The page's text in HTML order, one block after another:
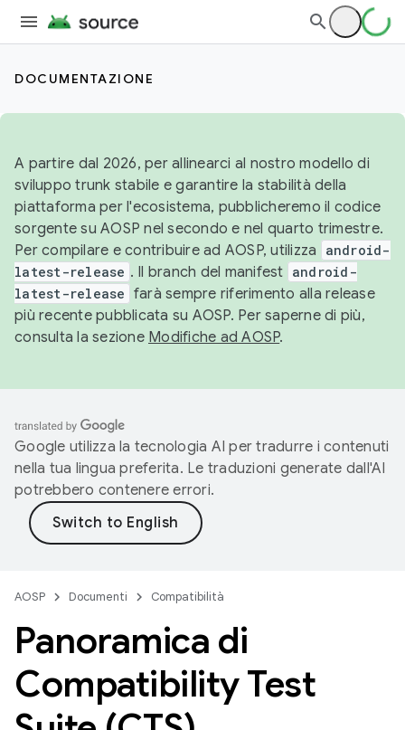
DOCUMENTAZIONE
A partire dal 2026, per allinearci al nostro modello di
sviluppo trunk stabile e garantire la stabilità della
piattaforma per l'ecosistema, pubblicheremo il codice
sorgente su AOSP nel secondo e nel quarto trimestre.
Per compilare e contribuire ad AOSP, utilizza
android-
latest-release . Il branch del manifest android-
latest-release farà sempre riferimento alla release
più recente pubblicata su AOSP. Per saperne di più,
consulta la sezione Modifiche ad AOSP.
Google utilizza la tecnologia AI per tradurre i contenuti
nella tua lingua preferita. Le traduzioni generate dall'AI
potrebbero contenere errori.
AOSP Documenti Compatibilità
Panoramica di
Compatibility Test